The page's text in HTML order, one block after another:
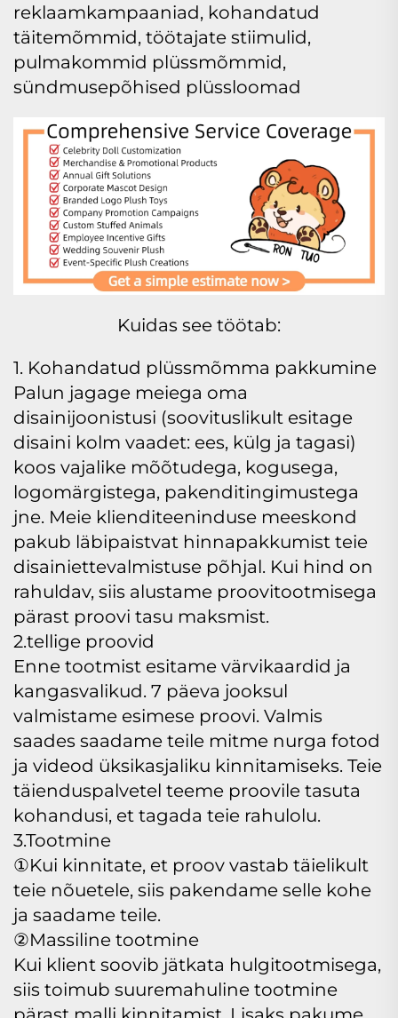
reklaamkampaaniad, kohandatud
täitemõmmid, töötajate stiimulid,
pulmakommid plüssmõmmid,
sündmusepõhised plüssloomad
Kuidas see töötab:
1. Kohandatud plüssmõmma pakkumine
Palun jagage meiega oma
disainijoonistusi (soovituslikult esitage
disaini kolm vaadet: ees, külg ja tagasi)
koos vajalike mõõtudega, kogusega,
logomärgistega, pakenditingimustega
jne. Meie klienditeeninduse meeskond
pakub läbipaistvat hinnapakkumist teie
disainiettevalmistuse põhjal. Kui hind on
rahuldav, siis alustame proovitootmisega
pärast proovi tasu maksmist.
2.tellige proovid
Enne tootmist esitame värvikaardid ja
kangasvalikud. 7 päeva jooksul
valmistame esimese proovi. Valmis
saades saadame teile mitme nurga fotod
ja videod üksikasjaliku kinnitamiseks. Teie
täienduspalvetel teeme proovile tasuta
kohandusi, et tagada teie rahulolu.
3.Tootmine
①Kui kinnitate, et proov vastab täielikult
teie nõuetele, siis pakendame selle kohe
ja saadame teile.
②Massiline tootmine
Kui klient soovib jätkata hulgitootmisega,
siis toimub suuremahuline tootmine